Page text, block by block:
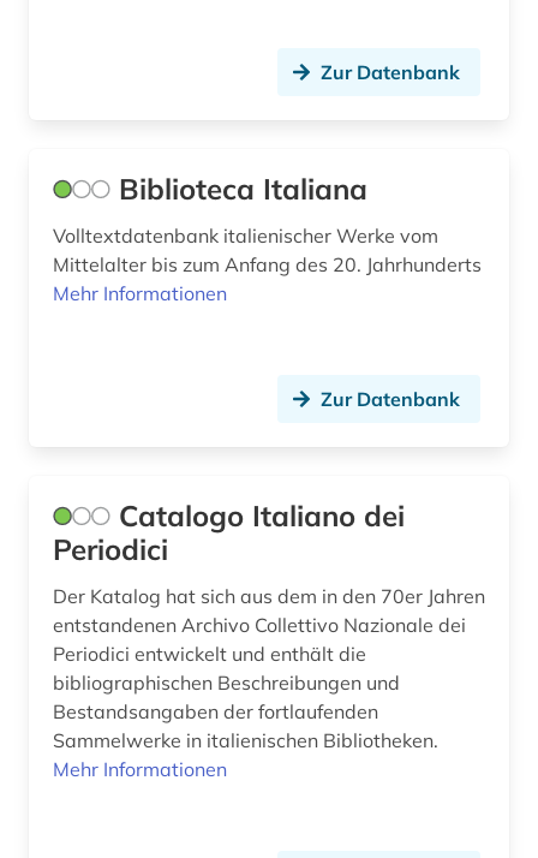
gesellschaft (1)
giambattista (1)
großbritannien (1)
handelsrecht (1)
handschrift (2)
hispanistik (3)
holzschnitt (1)
humanismus (1)
Schweiz (13)
Serbien (5)
Slowakei (5)
Slowenien (4)
USA (4)
Ukraine (3)
Ungarn (5)
Zur Datenbank
Biblioteca Italiana
Volltextdatenbank italienischer Werke vom
Mittelalter bis zum Anfang des 20. Jahrhunderts
Mehr Informationen
Zur Datenbank
Catalogo Italiano dei
Periodici
Der Katalog hat sich aus dem in den 70er Jahren
entstandenen Archivo Collettivo Nazionale dei
Periodici entwickelt und enthält die
bibliographischen Beschreibungen und
Bestandsangaben der fortlaufenden
Sammelwerke in italienischen Bibliotheken.
Mehr Informationen